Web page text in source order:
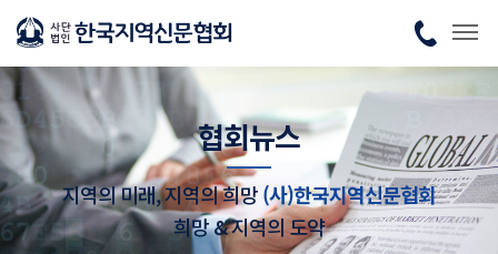
협회뉴스
지역의 미래, 지역의 희망(사)한국지역신문협회
희망 & 지역의 도약